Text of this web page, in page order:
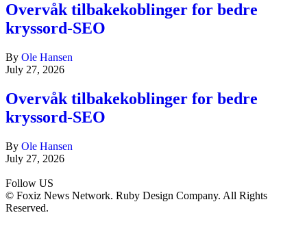
Overvåk tilbakekoblinger for bedre
kryssord-SEO
By Ole Hansen
July 27, 2026
Overvåk tilbakekoblinger for bedre
kryssord-SEO
By Ole Hansen
July 27, 2026
Follow US
© Foxiz News Network. Ruby Design Company. All Rights
Reserved.